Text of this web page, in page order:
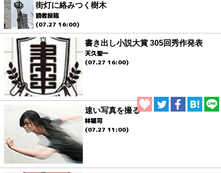
街灯に絡みつく樹木
読者投稿
(07.27 16:00)
書き出し小説大賞 305回秀作発表
天久聖一
(07.27 16:00)
速い写真を撮る
林雄司
(07.27 11:00)